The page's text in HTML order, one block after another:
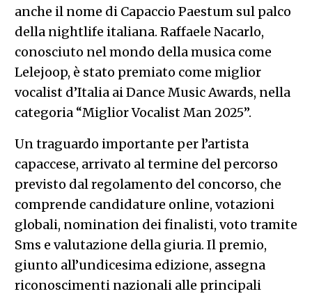
anche il nome di Capaccio Paestum sul palco
della nightlife italiana. Raffaele Nacarlo,
conosciuto nel mondo della musica come
Lelejoop, è stato premiato come miglior
vocalist d’Italia ai Dance Music Awards, nella
categoria “Miglior Vocalist Man 2025”.
Un traguardo importante per l’artista
capaccese, arrivato al termine del percorso
previsto dal regolamento del concorso, che
comprende candidature online, votazioni
globali, nomination dei finalisti, voto tramite
Sms e valutazione della giuria. Il premio,
giunto all’undicesima edizione, assegna
riconoscimenti nazionali alle principali